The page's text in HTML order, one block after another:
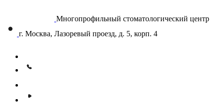
Многопрофильный стоматологический центр
г. Москва, Лазоревый проезд, д. 5, корп. 4